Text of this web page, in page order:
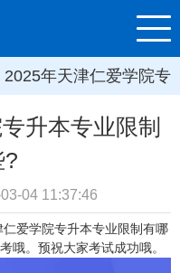
2025年天津仁爱学院专
升本专业限制
?
04 11:37:46
爱学院专升本专业限制有哪
哦。预祝大家考试成功哦。